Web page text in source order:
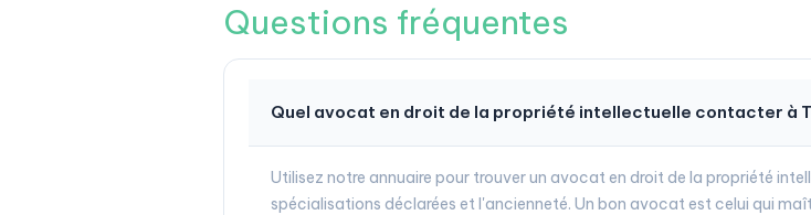
Questions fréquentes
Quel avocat en droit de la propriété intellectuelle contacter à
Utilisez notre annuaire pour trouver un avocat en droit de la propriété
spécialisations déclarées et l'ancienneté. Un bon avocat est celui qui